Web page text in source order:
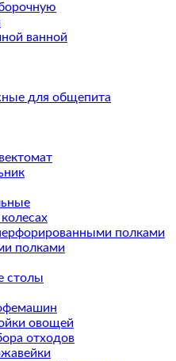
ванной
для общепита
полками
полками
столы
овощей
отходов